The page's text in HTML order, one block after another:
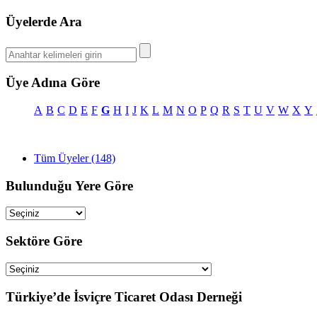
Üyelerde Ara
Üye Adına Göre
A B C D E F G H I J K L M N O P Q R S T U V W X Y
Tüm Üyeler (148)
Bulunduğu Yere Göre
Sektöre Göre
Türkiye’de İsviçre Ticaret Odası Derneği